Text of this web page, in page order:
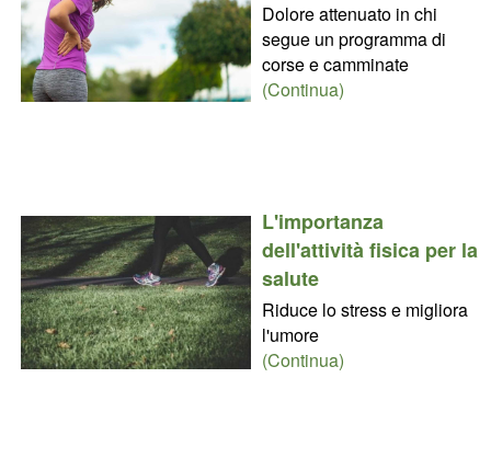
Dolore attenuato in chi
segue un programma di
corse e camminate
(Continua)
L'importanza
dell'attività fisica per la
salute
Riduce lo stress e migliora
l'umore
(Continua)